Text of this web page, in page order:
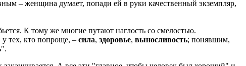
– женщина думает, попади ей в руки качественный экземпляр,
К тому же многие путают наглость со смелостью.
тех, кто попроще, – сила, здоровье, выносливость; понявшим,